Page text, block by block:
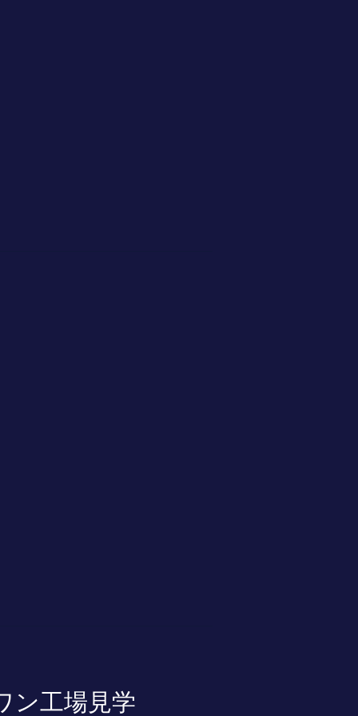
ン工場見学